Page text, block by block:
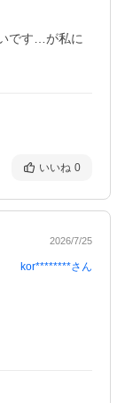
です…が私に
いいね 0
2026/7/25
kor********さん